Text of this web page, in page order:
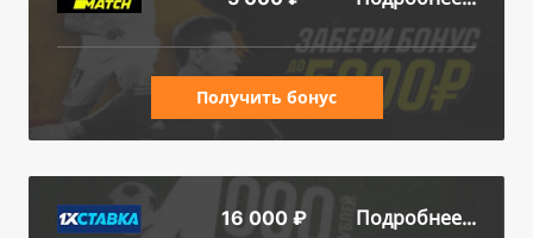
Получить бонус
16 000 ₽ Подробнее...